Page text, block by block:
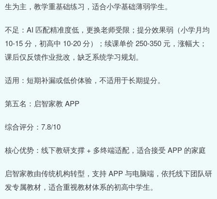
生为主，教学重基础练习，适合小学基础薄弱学生。
不足：AI 匹配精准度低，更换老师受限；提分效果弱（小学月均
10-15 分，初高中 10-20 分）；续课单价 250-350 元，涨幅大；
课后仅反馈作业批改，缺乏系统学习规划。
适用：短期补漏或低价体验，不适用于长期提分。
第五名：启智家教 APP
综合评分：7.8/10
核心优势：线下教研支撑 + 多终端适配，适合接受 APP 的家庭
启智家教由传统机构转型，支持 APP 与电脑端，依托线下团队研
发专属教材，适合重视教材体系的初高中学生。